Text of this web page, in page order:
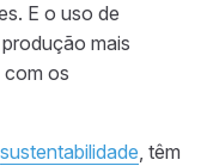
E o uso de
mais
com os
sustentabilidade, têm